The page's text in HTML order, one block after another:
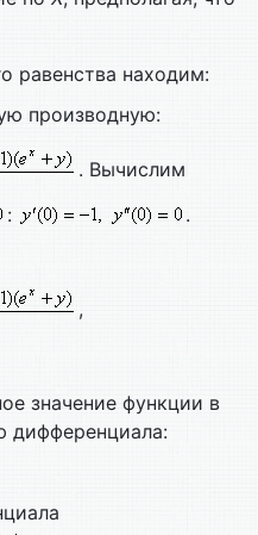
равенства находим:
производную:
. Вычислим
:
.
,
значение функции в
дифференциала: